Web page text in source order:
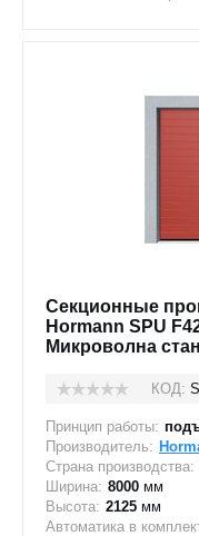
Секционные
Hormann SPU
Микроволна
КОД:
Принцип работы:
Производитель:
Страна производства:
Ширина: 8000 мм
Высота: 2125 мм
Автоматика в